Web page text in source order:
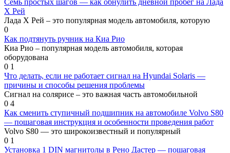
Семь простых шагов — как обнулить дневной пробег на Лада
Х Рей
Лада Х Рей – это популярная модель автомобиля, которую
0
Как подтянуть ручник на Киа Рио
Киа Рио – популярная модель автомобиля, которая
оборудована
0 1
Что делать, если не работает сигнал на Hyundai Solaris —
причины и способы решения проблемы
Сигнал на солярисе – это важная часть автомобильной
0 4
Как сменить ступичный подшипник на автомобиле Volvo S80
— пошаговая инструкция и особенности проведения работ
Volvo S80 — это широкоизвестный и популярный
0 1
Установка 1 DIN магнитолы в Рено Дастер — пошаговая